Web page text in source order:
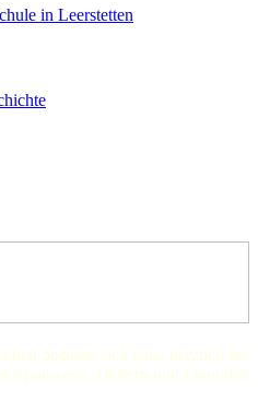
in Leerstetten
bedankt sich ganz herzlich bei
Sponsoren, Helfern und Freunden